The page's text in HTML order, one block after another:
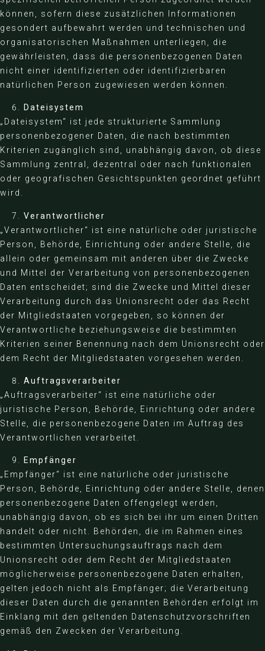
können, sofern diese zusätzlichen Informationen
gesondert aufbewahrt werden und technischen und
organisatorischen Maßnahmen unterliegen, die
gewährleisten, dass die personenbezogenen Daten
nicht einer identifizierten oder identifizierbaren
natürlichen Person zugewiesen werden können.
Dateisystem
„Dateisystem“ ist jede strukturierte Sammlung
personenbezogener Daten, die nach bestimmten
Kriterien zugänglich sind, unabhängig davon, ob diese
Sammlung zentral, dezentral oder nach funktionalen
oder geografischen Gesichtspunkten geordnet geführt
wird.
Verantwortlicher
„Verantwortlicher“ ist eine natürliche oder juristische
Person, Behörde, Einrichtung oder andere Stelle, die
allein oder gemeinsam mit anderen über die Zwecke
und Mittel der Verarbeitung von personenbezogenen
Daten entscheidet; sind die Zwecke und Mittel dieser
Verarbeitung durch das Unionsrecht oder das Recht
der Mitgliedstaaten vorgegeben, so können der
Verantwortliche beziehungsweise die bestimmten
Kriterien seiner Benennung nach dem Unionsrecht oder
dem Recht der Mitgliedstaaten vorgesehen werden.
Auftragsverarbeiter
„Auftragsverarbeiter“ ist eine natürliche oder
juristische Person, Behörde, Einrichtung oder andere
Stelle, die personenbezogene Daten im Auftrag des
Verantwortlichen verarbeitet.
Empfänger
„Empfänger“ ist eine natürliche oder juristische
Person, Behörde, Einrichtung oder andere Stelle, denen
personenbezogene Daten offengelegt werden,
unabhängig davon, ob es sich bei ihr um einen Dritten
handelt oder nicht. Behörden, die im Rahmen eines
bestimmten Untersuchungsauftrags nach dem
Unionsrecht oder dem Recht der Mitgliedstaaten
möglicherweise personenbezogene Daten erhalten,
gelten jedoch nicht als Empfänger; die Verarbeitung
dieser Daten durch die genannten Behörden erfolgt im
Einklang mit den geltenden Datenschutzvorschriften
gemäß den Zwecken der Verarbeitung.